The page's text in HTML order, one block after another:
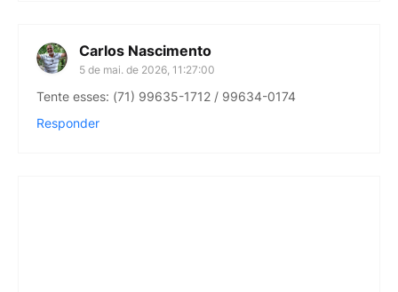
Carlos Nascimento
5 de mai. de 2026, 11:27:00
Tente esses: (71) 99635-1712 / 99634-0174
Responder